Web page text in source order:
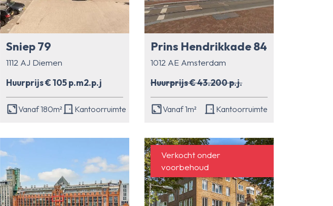
Sniep 79
1112 AJ Diemen
Huurprijs € 105 p.m2.p.j
Vanaf 180m² Kantoorruimte
Prins Hendrikkade 84
1012 AE Amsterdam
Huurprijs € 43.200 p.j.
Vanaf 1m² Kantoorruimte
Verkocht onder
voorbehoud